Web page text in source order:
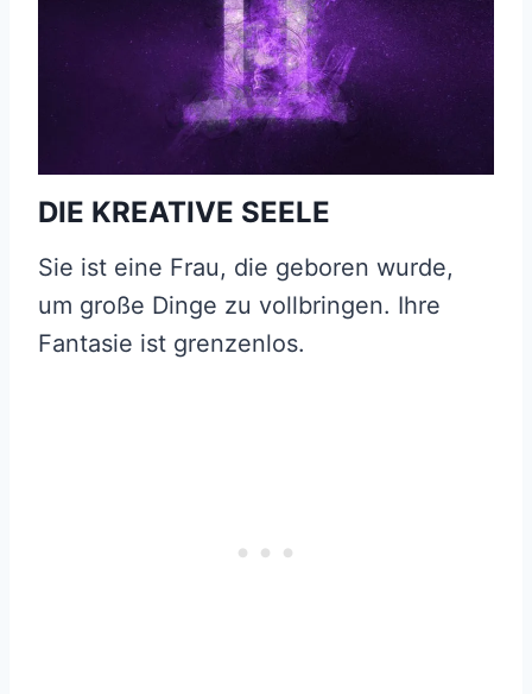
DIE KREATIVE SEELE
Sie ist eine Frau, die geboren wurde,
um große Dinge zu vollbringen. Ihre
Fantasie ist grenzenlos.